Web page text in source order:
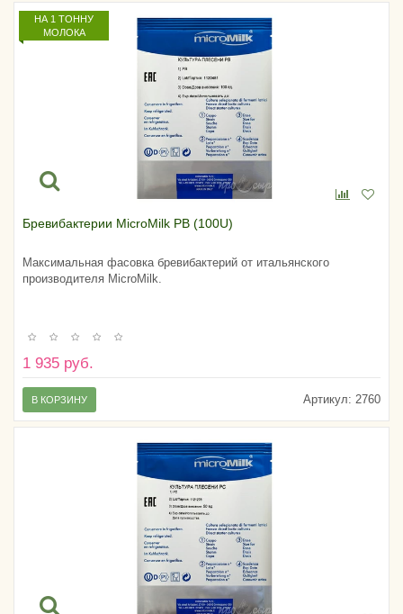
НА 1 ТОННУ
МОЛОКА
Бревибактерии MicroMilk PB (100U)
Максимальная фасовка бревибактерий от итальянского
производителя MicroMilk.
1 935 руб.
Артикул: 2760
В КОРЗИНУ